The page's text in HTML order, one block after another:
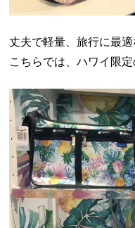
丈夫で軽量、旅行に最適
こちらでは、ハワイ限